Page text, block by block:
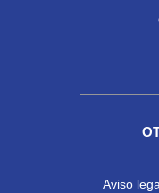
Aviso